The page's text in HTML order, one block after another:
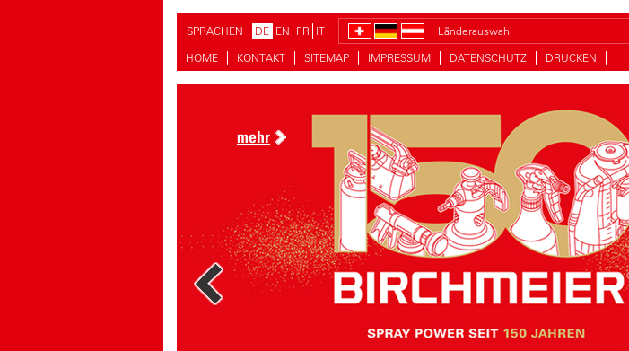
SPRACHEN DE EN FR IT
Länderauswahl
HOME
KONTAKT SITEMAP IMPRESSUM DATENSCHUTZ DRUCKEN
mehr